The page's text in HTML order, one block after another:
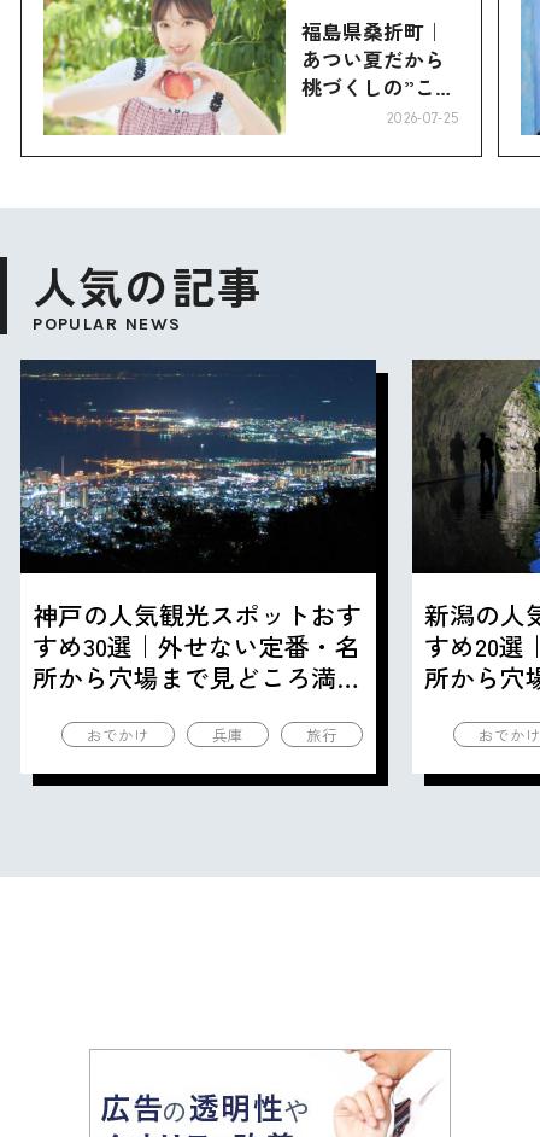
福島県桑折町｜
あつい夏だから
桃づくしの”こお
2026-07-25
人気の記事
POPULAR NEWS
神戸の人気観光スポットおす
すめ30選｜外せない定番・名
所から穴場まで見どころ満載
おでかけ 兵庫 旅行
新潟の人
すめ20選
所から穴
おでか